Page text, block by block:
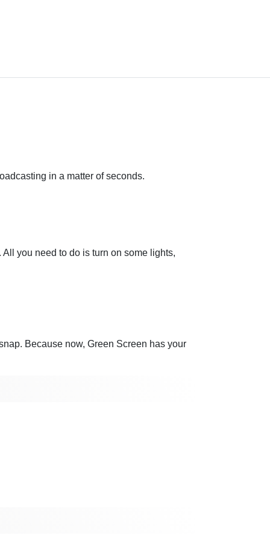
in a matter of seconds.
you need to do is turn on some lights,
Because now, Green Screen has your